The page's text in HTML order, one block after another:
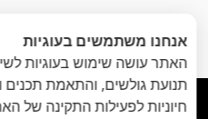
הקודם: פרידה
בכחול ולבן
אנחנו משתמשים בעוגיות
האתר עושה שימוש בעוגיות
תנועת גולשים, והתאמת תכנים
חיוניות לפעילות התקינה של